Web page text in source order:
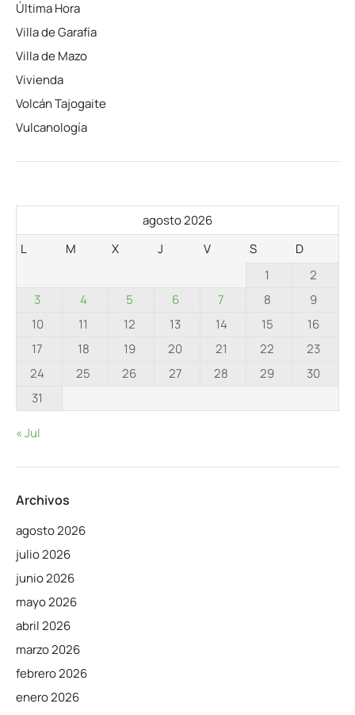
Última Hora
Villa de Garafía
Villa de Mazo
Vivienda
Volcán Tajogaite
Vulcanología
agosto 2026
L
M X J V S
D
1
2
3
4 5 6 7 8
9
10
11 12 13 14 15
16
17
18 19 20 21 22
23
24
25 26 27 28 29
30
31
« Jul
Archivos
agosto 2026
julio 2026
junio 2026
mayo 2026
abril 2026
marzo 2026
febrero 2026
enero 2026